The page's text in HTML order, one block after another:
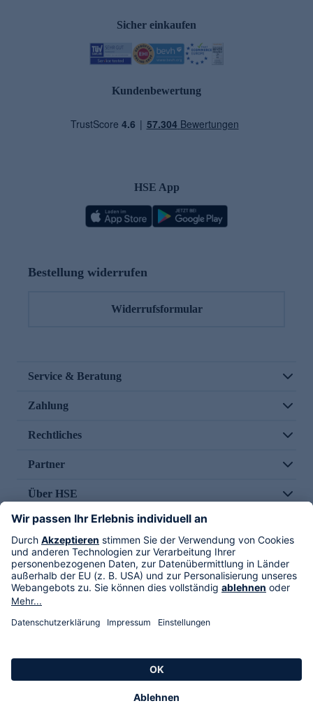
Sicher einkaufen
Kundenbewertung
HSE App
Bestellung widerrufen
Widerrufsformular
Service & Beratung
Zahlung
Rechtliches
Partner
Über HSE
Im TV
HSE International